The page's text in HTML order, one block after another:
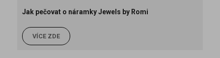
Jak pečovat o náramky Jewels by Romi
VÍCE ZDE